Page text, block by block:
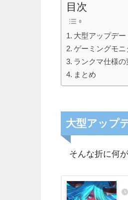
目次
大型アップデー
ゲーミングモニ
ランクマ仕様
まとめ
大型アップ
そんな折に何が